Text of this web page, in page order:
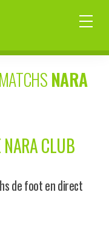
NARA
NARA CLUB
de foot en direct